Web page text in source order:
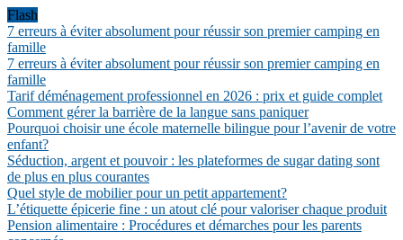
Flash
7 erreurs à éviter absolument pour réussir son premier camping en
famille
7 erreurs à éviter absolument pour réussir son premier camping en
famille
Tarif déménagement professionnel en 2026 : prix et guide complet
Comment gérer la barrière de la langue sans paniquer
Pourquoi choisir une école maternelle bilingue pour l’avenir de votre
enfant?
Séduction, argent et pouvoir : les plateformes de sugar dating sont
de plus en plus courantes
Quel style de mobilier pour un petit appartement?
L’étiquette épicerie fine : un atout clé pour valoriser chaque produit
Pension alimentaire : Procédures et démarches pour les parents